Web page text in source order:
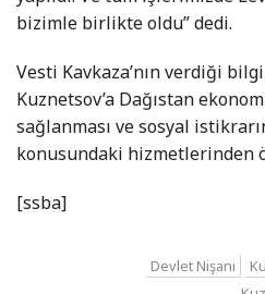
bizimle birlikte oldu” dedi.
Vesti Kavkaza’nın verdiği
Kuznetsov’a Dağıstan
sağlanması ve sosyal
konusundaki hizmetlerinden
[ssba]
Devlet Nişanı